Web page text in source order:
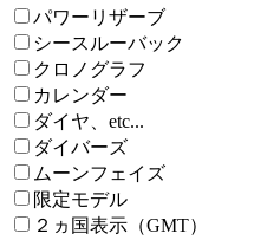
パワーリザーブ
シースルーバック
クロノグラフ
カレンダー
ダイヤ、etc...
ダイバーズ
ムーンフェイズ
限定モデル
２ヵ国表示（GMT）